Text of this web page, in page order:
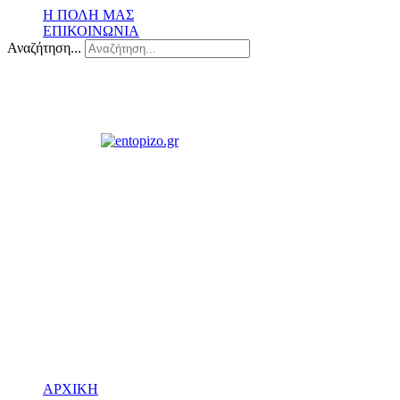
Η ΠΟΛΗ ΜΑΣ
ΕΠΙΚΟΙΝΩΝΙΑ
Αναζήτηση...
ΑΡΧΙΚΗ